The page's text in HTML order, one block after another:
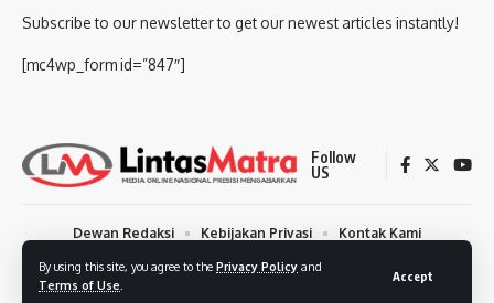
By using this site, you agree to the Privacy Policy and
Terms of Use
Accept
Subscribe to our newsletter to get our newest articles instantly!
[mc4wp_form id=”847″]
Follow
US
© 2025 Lintasmatra.com | Supported by
Dewan Redaksi Kebijakan Privasi
Kontak Kami